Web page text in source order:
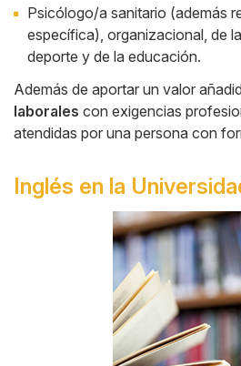
Psicólogo/a sanitario (además
específica), organizacional, de
deporte y de la educación.
Además de aportar un valor
laborales con exigencias
atendidas por una persona con
Inglés en la